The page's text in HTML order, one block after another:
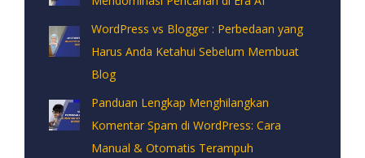
WordPress vs Blogger : Perbedaan yang
Harus Anda Ketahui Sebelum Membuat
Blog
Panduan Lengkap Menghilangkan
Komentar Spam di WordPress: Cara
Manual & Otomatis Terampuh